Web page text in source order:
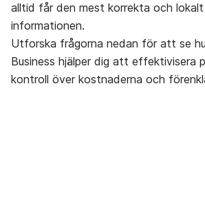
alltid får den mest korrekta och
informationen.
Utforska frågorna nedan för att se
Business hjälper dig att effektivisera
kontroll över kostnaderna och